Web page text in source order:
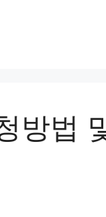
방법